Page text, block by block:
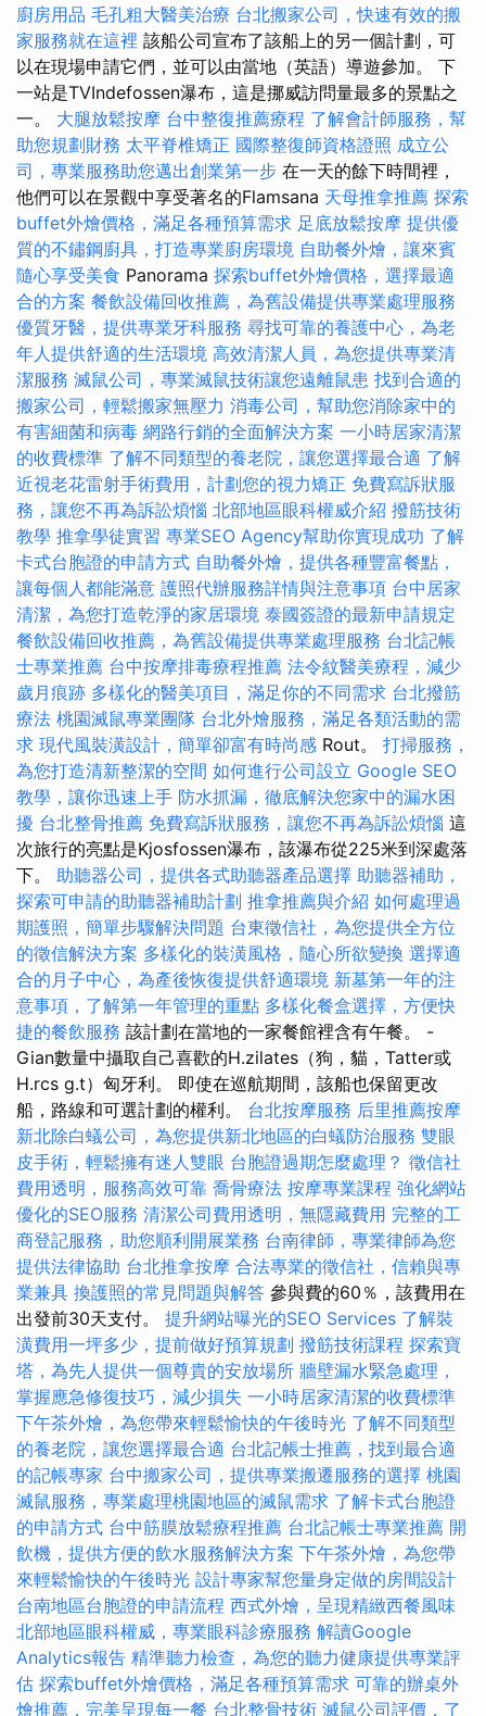
廚房用品 毛孔粗大醫美治療 台北搬家公司，快速有效的搬
家服務就在這裡 該船公司宣布了該船上的另一個計劃，可
以在現場申請它們，並可以由當地（英語）導遊參加。 下
一站是TVIndefossen瀑布，這是挪威訪問量最多的景點之
一。 大腿放鬆按摩 台中整復推薦療程 了解會計師服務，幫
助您規劃財務 太平脊椎矯正 國際整復師資格證照 成立公
司，專業服務助您邁出創業第一步 在一天的餘下時間裡，
他們可以在景觀中享受著名的Flamsana 天母推拿推薦 探索
buffet外燴價格，滿足各種預算需求 足底放鬆按摩 提供優
質的不鏽鋼廚具，打造專業廚房環境 自助餐外燴，讓來賓
隨心享受美食 Panorama 探索buffet外燴價格，選擇最適
合的方案 餐飲設備回收推薦，為舊設備提供專業處理服務
優質牙醫，提供專業牙科服務 尋找可靠的養護中心，為老
年人提供舒適的生活環境 高效清潔人員，為您提供專業清
潔服務 滅鼠公司，專業滅鼠技術讓您遠離鼠患 找到合適的
搬家公司，輕鬆搬家無壓力 消毒公司，幫助您消除家中的
有害細菌和病毒 網路行銷的全面解決方案 一小時居家清潔
的收費標準 了解不同類型的養老院，讓您選擇最合適 了解
近視老花雷射手術費用，計劃您的視力矯正 免費寫訴狀服
務，讓您不再為訴訟煩惱 北部地區眼科權威介紹 撥筋技術
教學 推拿學徒實習 專業SEO Agency幫助你實現成功 了解
卡式台胞證的申請方式 自助餐外燴，提供各種豐富餐點，
讓每個人都能滿意 護照代辦服務詳情與注意事項 台中居家
清潔，為您打造乾淨的家居環境 泰國簽證的最新申請規定
餐飲設備回收推薦，為舊設備提供專業處理服務 台北記帳
士專業推薦 台中按摩排毒療程推薦 法令紋醫美療程，減少
歲月痕跡 多樣化的醫美項目，滿足你的不同需求 台北撥筋
療法 桃園滅鼠專業團隊 台北外燴服務，滿足各類活動的需
求 現代風裝潢設計，簡單卻富有時尚感 Rout。 打掃服務，
為您打造清新整潔的空間 如何進行公司設立 Google SEO
教學，讓你迅速上手 防水抓漏，徹底解決您家中的漏水困
擾 台北整骨推薦 免費寫訴狀服務，讓您不再為訴訟煩惱 這
次旅行的亮點是Kjosfossen瀑布，該瀑布從225米到深處落
下。 助聽器公司，提供各式助聽器產品選擇 助聽器補助，
探索可申請的助聽器補助計劃 推拿推薦與介紹 如何處理過
期護照，簡單步驟解決問題 台東徵信社，為您提供全方位
的徵信解決方案 多樣化的裝潢風格，隨心所欲變換 選擇適
合的月子中心，為產後恢復提供舒適環境 新墓第一年的注
意事項，了解第一年管理的重點 多樣化餐盒選擇，方便快
捷的餐飲服務 該計劃在當地的一家餐館裡含有午餐。 -
Gian數量中攝取自己喜歡的H.zilates（狗，貓，Tatter或
H.rcs g.t）匈牙利。 即使在巡航期間，該船也保留更改
船，路線和可選計劃的權利。 台北按摩服務 后里推薦按摩
新北除白蟻公司，為您提供新北地區的白蟻防治服務 雙眼
皮手術，輕鬆擁有迷人雙眼 台胞證過期怎麼處理？ 徵信社
費用透明，服務高效可靠 喬骨療法 按摩專業課程 強化網站
優化的SEO服務 清潔公司費用透明，無隱藏費用 完整的工
商登記服務，助您順利開展業務 台南律師，專業律師為您
提供法律協助 台北推拿按摩 合法專業的徵信社，信賴與專
業兼具 換護照的常見問題與解答 參與費的60％，該費用在
出發前30天支付。 提升網站曝光的SEO Services 了解裝
潢費用一坪多少，提前做好預算規劃 撥筋技術課程 探索寶
塔，為先人提供一個尊貴的安放場所 牆壁漏水緊急處理，
掌握應急修復技巧，減少損失 一小時居家清潔的收費標準
下午茶外燴，為您帶來輕鬆愉快的午後時光 了解不同類型
的養老院，讓您選擇最合適 台北記帳士推薦，找到最合適
的記帳專家 台中搬家公司，提供專業搬遷服務的選擇 桃園
滅鼠服務，專業處理桃園地區的滅鼠需求 了解卡式台胞證
的申請方式 台中筋膜放鬆療程推薦 台北記帳士專業推薦 開
飲機，提供方便的飲水服務解決方案 下午茶外燴，為您帶
來輕鬆愉快的午後時光 設計專家幫您量身定做的房間設計
台南地區台胞證的申請流程 西式外燴，呈現精緻西餐風味
北部地區眼科權威，專業眼科診療服務 解讀Google
Analytics報告 精準聽力檢查，為您的聽力健康提供專業評
估 探索buffet外燴價格，滿足各種預算需求 可靠的辦桌外
燴推薦，完美呈現每一餐 台北整骨技術 滅鼠公司評價，了